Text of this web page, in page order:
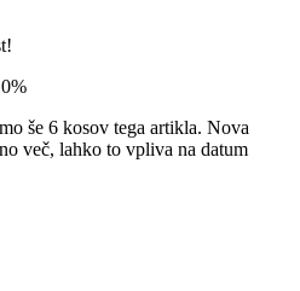
še 6 kosov tega artikla. Nova
več, lahko to vpliva na datum